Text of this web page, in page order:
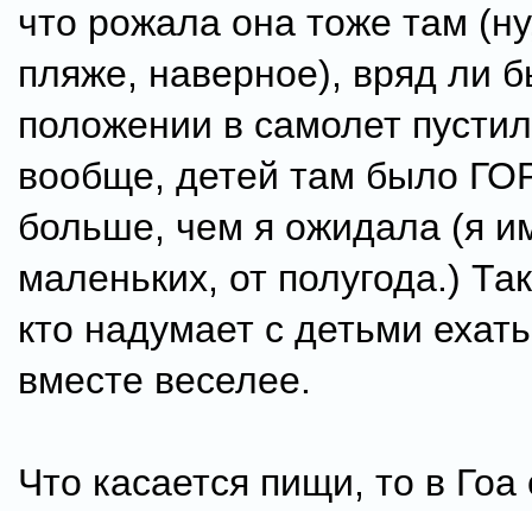
что рожала она тоже там
пляже, наверное), вряд ли
положении в самолет
вообще, детей там было
больше, чем я ожидала (я
маленьких, от полугода.)
кто надумает с детьми
вместе веселее.
Что касается пищи, то в Гоа